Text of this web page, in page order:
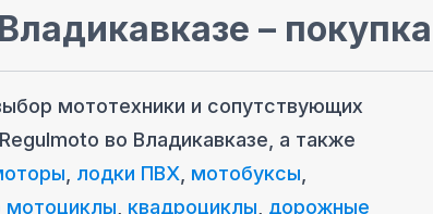
–
мототехники и сопутствующих
во Владикавказе , а также
лодки ПВХ мотобуксы
мотоциклы квадроциклы дорожные